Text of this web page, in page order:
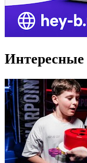
Интересные